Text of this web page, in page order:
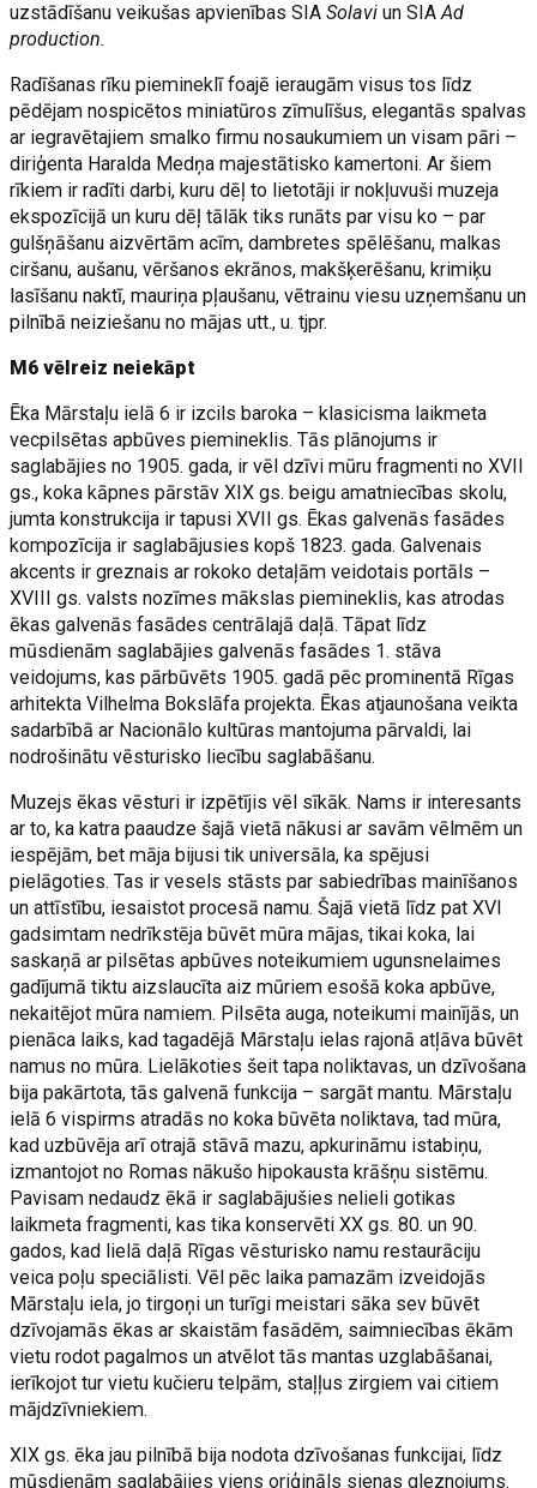
uzstādīšanu veikušas apvienības SIA Solavi un SIAAd
production.
Radīšanas rīku piemineklī foajē ieraugām visus tos līdz
pēdējam nospicētos miniatūros zīmulīšus, elegantās spalvas
ar iegravētajiem smalko firmu nosaukumiem un visam pāri –
diriģenta Haralda Medņa majestātisko kamertoni. Ar šiem
rīkiem ir radīti darbi, kuru dēļ to lietotāji ir nokļuvuši muzeja
ekspozīcijā un kuru dēļ tālāk tiks runāts par visu ko – par
gulšņāšanu aizvērtām acīm, dambretes spēlēšanu, malkas
ciršanu, aušanu, vēršanos ekrānos, makšķerēšanu, krimiķu
lasīšanu naktī, mauriņa pļaušanu, vētrainu viesu uzņemšanu un
pilnībā neiziešanu no mājas utt., u. tjpr.
M6 vēlreiz neiekāpt
Ēka Mārstaļu ielā 6 ir izcils baroka – klasicisma laikmeta
vecpilsētas apbūves piemineklis. Tās plānojums ir
saglabājies no 1905. gada, ir vēl dzīvi mūru fragmenti no XVII
gs., koka kāpnes pārstāv XIX gs. beigu amatniecības skolu,
jumta konstrukcija ir tapusi XVII gs. Ēkas galvenās fasādes
kompozīcija ir saglabājusies kopš 1823. gada. Galvenais
akcents ir greznais ar rokoko detaļām veidotais portāls –
XVIII gs. valsts nozīmes mākslas piemineklis, kas atrodas
ēkas galvenās fasādes centrālajā daļā. Tāpat līdz
mūsdienām saglabājies galvenās fasādes 1. stāva
veidojums, kas pārbūvēts 1905. gadā pēc prominentā Rīgas
arhitekta Vilhelma Bokslāfa projekta. Ēkas atjaunošana veikta
sadarbībā ar Nacionālo kultūras mantojuma pārvaldi, lai
nodrošinātu vēsturisko liecību saglabāšanu.
Muzejs ēkas vēsturi ir izpētījis vēl sīkāk. Nams ir interesants
ar to, ka katra paaudze šajā vietā nākusi ar savām vēlmēm un
iespējām, bet māja bijusi tik universāla, ka spējusi
pielāgoties. Tas ir vesels stāsts par sabiedrības mainīšanos
un attīstību, iesaistot procesā namu. Šajā vietā līdz pat XVI
gadsimtam nedrīkstēja būvēt mūra mājas, tikai koka, lai
saskaņā ar pilsētas apbūves noteikumiem ugunsnelaimes
gadījumā tiktu aizslaucīta aiz mūriem esošā koka apbūve,
nekaitējot mūra namiem. Pilsēta auga, noteikumi mainījās, un
pienāca laiks, kad tagadējā Mārstaļu ielas rajonā atļāva būvēt
namus no mūra. Lielākoties šeit tapa noliktavas, un dzīvošana
bija pakārtota, tās galvenā funkcija – sargāt mantu. Mārstaļu
ielā 6 vispirms atradās no koka būvēta noliktava, tad mūra,
kad uzbūvēja arī otrajā stāvā mazu, apkurināmu istabiņu,
izmantojot no Romas nākušo hipokausta krāšņu sistēmu.
Pavisam nedaudz ēkā ir saglabājušies nelieli gotikas
laikmeta fragmenti, kas tika konservēti XX gs. 80. un 90.
gados, kad lielā daļā Rīgas vēsturisko namu restaurāciju
veica poļu speciālisti. Vēl pēc laika pamazām izveidojās
Mārstaļu iela, jo tirgoņi un turīgi meistari sāka sev būvēt
dzīvojamās ēkas ar skaistām fasādēm, saimniecības ēkām
vietu rodot pagalmos un atvēlot tās mantas uzglabāšanai,
ierīkojot tur vietu kučieru telpām, staļļus zirgiem vai citiem
mājdzīvniekiem.
XIX gs. ēka jau pilnībā bija nodota dzīvošanas funkcijai, līdz
mūsdienām saglabājies viens oriģināls sienas gleznojums.